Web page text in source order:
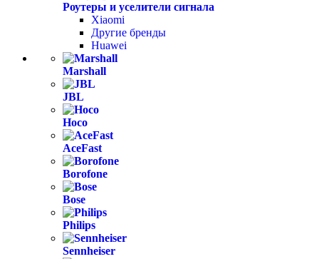
Роутеры и уселители сигнала
Xiaomi
Другие бренды
Huawei
Marshall
JBL
Hoco
AceFast
Borofone
Bose
Philips
Sennheiser